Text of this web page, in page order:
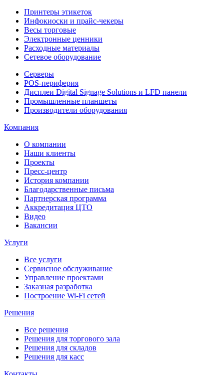
Принтеры этикеток
Инфокиоски и прайс-чекеры
Весы торговые
Электронные ценники
Расходные материалы
Сетевое оборудование
Серверы
POS-периферия
Дисплеи Digital Signage Solutions и LFD панели
Промышленные планшеты
Производители оборудования
Компания
О компании
Наши клиенты
Проекты
Пресс-центр
История компании
Благодарственные письма
Партнерская программа
Аккредитация ЦТО
Видео
Вакансии
Услуги
Все услуги
Сервисное обслуживание
Управление проектами
Заказная разработка
Построение Wi-Fi сетей
Решения
Все решения
Решения для торгового зала
Решения для складов
Решения для касс